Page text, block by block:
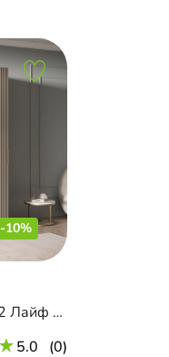
-10%
Шкаф-купе Шармель-2 Лайф Эмаль
5.0 (0)